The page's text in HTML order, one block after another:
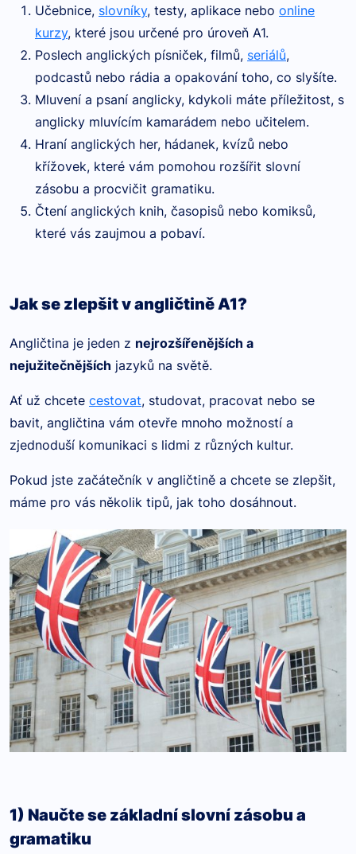
Učebnice, slovníky, testy, aplikace nebo online
kurzy, které jsou určené pro úroveň A1.
Poslech anglických písniček, filmů, seriálů,
podcastů nebo rádia a opakování toho, co slyšíte.
Mluvení a psaní anglicky, kdykoli máte příležitost, s
anglicky mluvícím kamarádem nebo učitelem.
Hraní anglických her, hádanek, kvízů nebo
křížovek, které vám pomohou rozšířit slovní
zásobu a procvičit gramatiku.
Čtení anglických knih, časopisů nebo komiksů,
které vás zaujmou a pobaví.
Jak se zlepšit v angličtině A1?
Angličtina je jeden z nejrozšířenějších a
nejužitečnějších jazyků na světě.
Ať už chcete cestovat, studovat, pracovat nebo se
bavit, angličtina vám otevře mnoho možností a
zjednoduší komunikaci s lidmi z různých kultur.
Pokud jste začátečník v angličtině a chcete se zlepšit,
máme pro vás několik tipů, jak toho dosáhnout.
1) Naučte se základní slovní zásobu a
gramatiku